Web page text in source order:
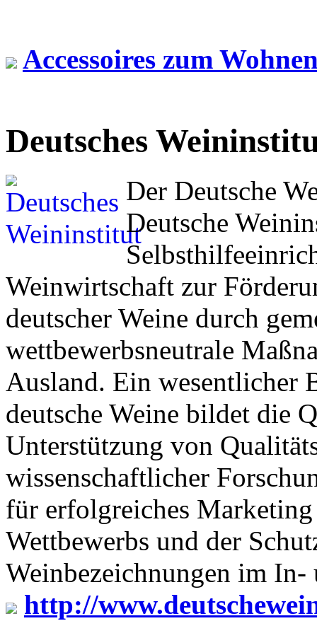
Accessoires zum
Deutsches
Der Deutsche
Deutsche
Weinwirtschaft zur
deutscher Weine durch
wettbewerbsneutrale
Ausland. Ein wesentlicher
deutsche Weine bildet die
Unterstützung von
wissenschaftlicher
für erfolgreiches
Wettbewerbs und der
Weinbezeichnungen im In-
http://